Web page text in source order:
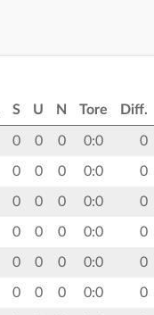
S U N Tore Diff.
0 0 0 0:0 0
0 0 0 0:0 0
0 0 0 0:0 0
0 0 0 0:0 0
0 0 0 0:0 0
0 0 0 0:0 0